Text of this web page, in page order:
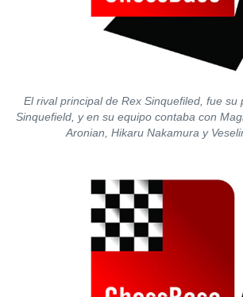
El rival principal de Rex Sinquefiled, fue su
Sinquefield, y en su equipo contaba con
Aronian, Hikaru Nakamura y